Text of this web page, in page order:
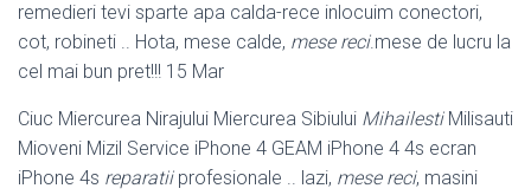
remedieri tevi sparte apa calda-rece inlocuim conectori,
cot, robineti .. Hota, mese calde, mese reci.mese de lucru la
cel mai bun pret!!! 15 Mar
Ciuc Miercurea Nirajului Miercurea Sibiului MihailestiMilisauti
Mioveni Mizil Service iPhone 4 GEAM iPhone 4 4s ecran
iPhone 4s reparatiiprofesionale .. lazi, mese reci, masini